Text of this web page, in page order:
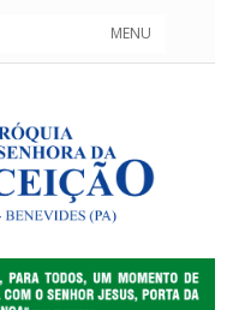
MENU